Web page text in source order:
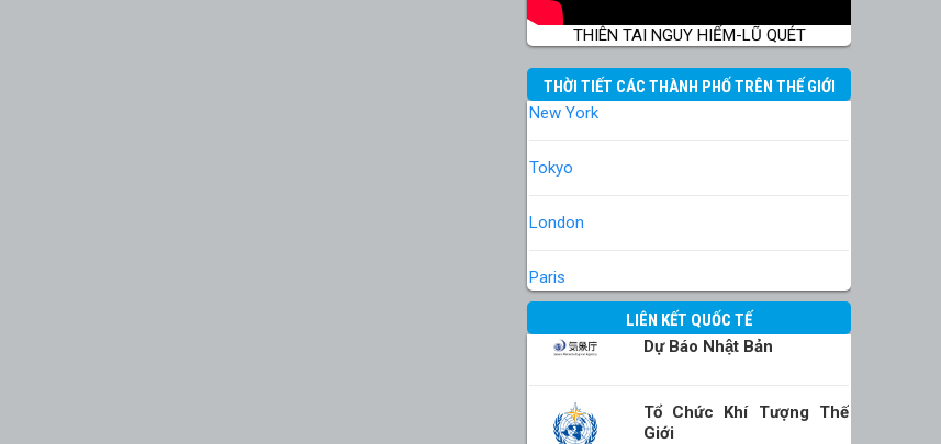
THIÊN TAI NGUY HIỂM-LŨ QUÉT
THỜI TIẾT CÁC THÀNH PHỐ TRÊN THẾ GIỚI
New York
Tokyo
London
Paris
LIÊN KẾT QUỐC TẾ
Dự Báo Nhật Bản
Tổ Chức Khí Tượng Thế
Giới